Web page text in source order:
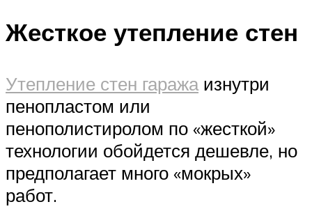
Жесткое утепление стен
Утепление стен гаражаизнутри
пенопластом или
пенополистиролом по «жесткой»
технологии обойдется дешевле, но
предполагает много «мокрых»
работ.